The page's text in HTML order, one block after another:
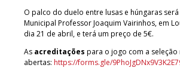
O palco do duelo entre lusas e húngaras
Municipal Professor Joaquim Vairinhos, em
dia 21 de abril, e terá um preço de 5€.
As acreditações para o jogo com a seleção
abertas: https://forms.gle/